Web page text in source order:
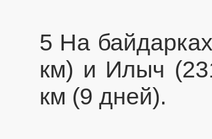
5 На
км) и Илыч
км (9 дней).